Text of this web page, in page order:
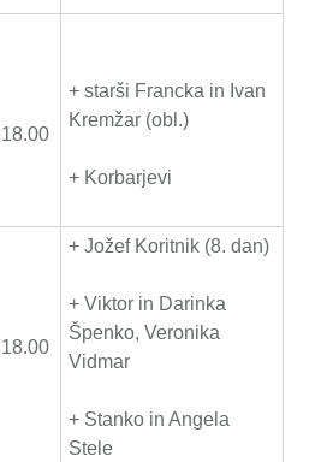
18.00
+ starši Francka in Ivan
Kremžar (obl.)
+ Korbarjevi
18.00
+ Jožef Koritnik (8. dan)
+ Viktor in Darinka
Špenko, Veronika
Vidmar
+ Stanko in Angela
Stele